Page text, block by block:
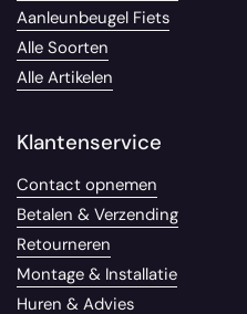
Aanleunbeugel Fiets
Alle Soorten
Alle Artikelen
Klantenservice
Contact opnemen
Betalen & Verzending
Retourneren
Montage & Installatie
Huren & Advies